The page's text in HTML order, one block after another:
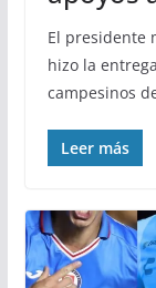
El presidente
hizo la
campesinos
Leer más